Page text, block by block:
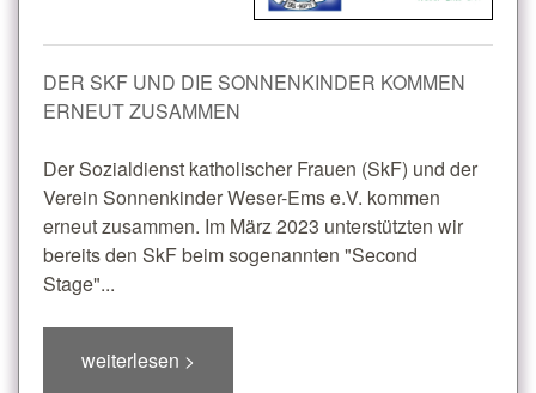
DER SKF UND DIE SONNENKINDER KOMMEN
ERNEUT ZUSAMMEN
Der Sozialdienst katholischer Frauen (SkF) und der
Verein Sonnenkinder Weser-Ems e.V. kommen
erneut zusammen. Im März 2023 unterstützten wir
bereits den SkF beim sogenannten "Second
Stage"...
weiterlesen >